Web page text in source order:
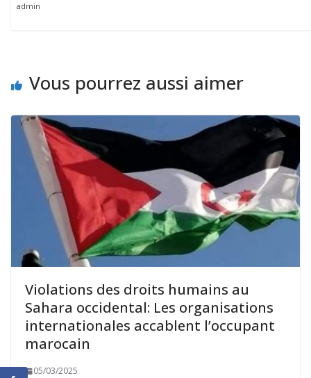
admin
Vous pourrez aussi aimer
Violations des droits humains au
Sahara occidental: Les organisations
internationales accablent l’occupant
marocain
05/03/2025